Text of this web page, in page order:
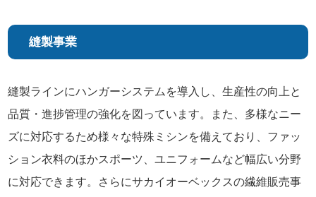
縫製事業
縫製ラインにハンガーシステムを導入し、生産性の向上と
品質・進捗管理の強化を図っています。また、多様なニー
ズに対応するため様々な特殊ミシンを備えており、ファッ
ション衣料のほかスポーツ、ユニフォームなど幅広い分野
に対応できます。さらにサカイオーベックスの繊維販売事